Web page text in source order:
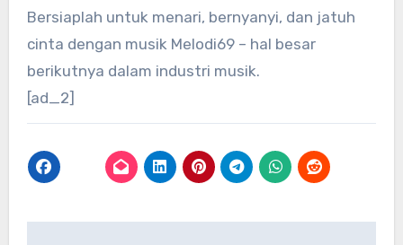
Bersiaplah untuk menari, bernyanyi, dan jatuh
cinta dengan musik Melodi69 – hal besar
berikutnya dalam industri musik.
[ad_2]